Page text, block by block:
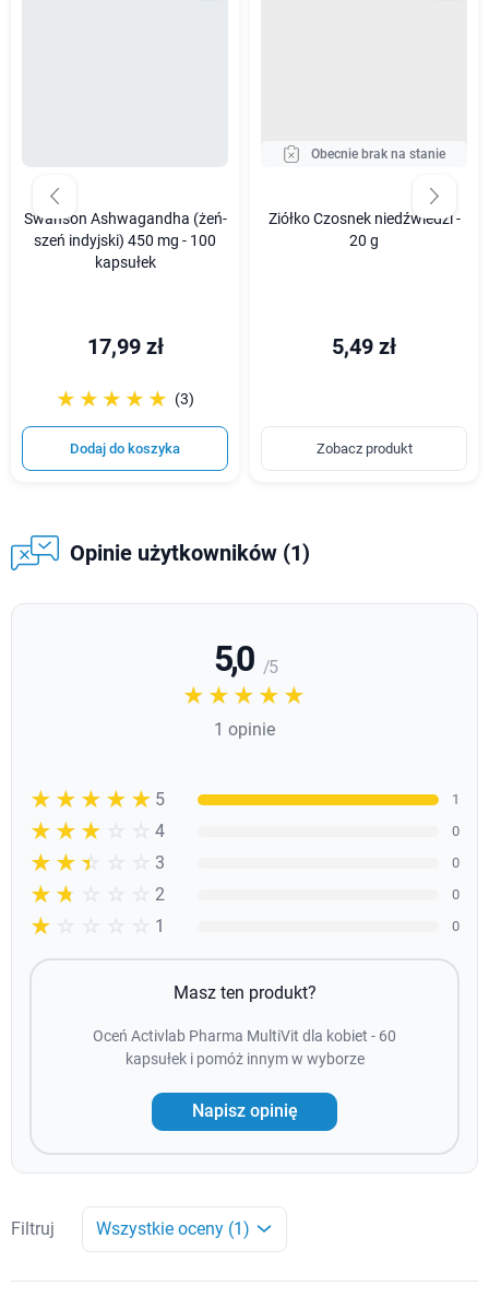
Swanson Ashwagandha (żeń-
szeń indyjski) 450 mg - 100
kapsułek
17,99 zł
☆☆☆☆☆
★★★★★ (3)
Dodaj do koszyka
Obecnie brak na stanie
Ziółko Czosnek niedźwiedzi -
20 g
5,49 zł
Zobacz produkt
Opinie użytkowników (1)
5,0 / 5
☆☆☆☆☆
★★★★★
1 opinie
☆☆☆☆☆
★★★★★ 5 1
☆☆☆☆☆
★★★★ 4 0
☆☆☆☆☆
★★★ 3 0
☆☆☆☆☆
★★ 2 0
☆☆☆☆☆
★ 1 0
Masz ten produkt?
Oceń Activlab Pharma MultiVit dla kobiet - 60
kapsułek i pomóż innym w wyborze
Napisz opinię
Filtruj Wszystkie oceny (1)